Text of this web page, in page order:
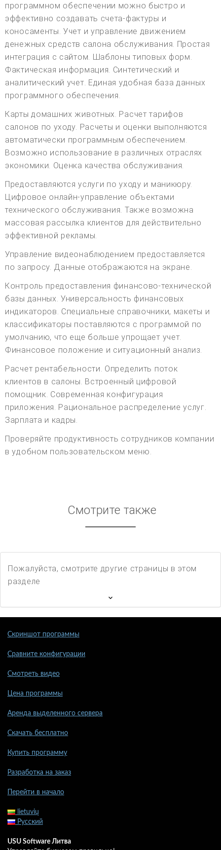
программном обеспечении можно быстро и
эффективно создавать счета-фактуры и
коносаменты. Учет и управление движением
денежных средств салона обслуживания. Простая
интеграция с сайтом. Шаблоны типовых форм.
Фактическая информация. Синтетический и
аналитический учет. Единая удобная база данных
программного обеспечения.
Карты домашних животных. Расчет тарифов
салонов по уходу. Расчеты и оценки выполняются
автоматически программным обеспечением.
Возможно использование в различных отраслях
экономики. Оценка качества обслуживания.
Предоставляются услуги по уходу и маникюру.
Цифровое онлайн-управление объектами
технического обслуживания. Также возможна
массовая рассылка клиентов для действительно
эффективной рекламы.
Управление видеонаблюдением предоставляется
по запросу. Данные отображаются на экране.
Контроль предоставления финансово-технической
базы данных. Универсальность финансовых
индикаторов. Специальные справочники, макеты и
классификаторы поставляются с программой по
умолчанию, что еще больше упрощает учет.
Финансовое положение и ситуационный анализ.
Расчет рентабельности. Определить поток
клиентов в салоны. Встроенный цифровой
помощник. Современная конфигурация
приложения. Рациональное распределение услуг.
Зарплата и кадры.
Проверяйте продуктивность сотрудников компании
в удобном пользовательском меню.
Смотрите также
Пожалуйста, смотрите другие страницы в этом
разделе
Скриншот программы
Сравните конфигурации
Смотреть видео
Цена программы
Аренда выделенного сервера
Скачать бесплатно
Купить программу
Разработка на заказ
Перейти в начало
lietuvių
Русский
USU Software Литва